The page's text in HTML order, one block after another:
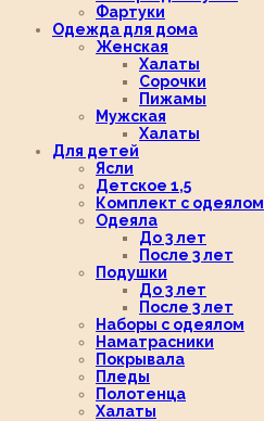
Фартуки
Одежда для дома
Женская
Халаты
Сорочки
Пижамы
Мужская
Халаты
Для детей
Ясли
Детское 1,5
Комплект с одеялом
Одеяла
До 3 лет
После 3 лет
Подушки
До 3 лет
После 3 лет
Наборы с одеялом
Наматрасники
Покрывала
Пледы
Полотенца
Халаты